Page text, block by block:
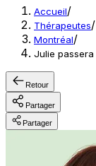
Accueil/
Thérapeutes/
Montréal/
Julie passera
Retour
Partager
Partager